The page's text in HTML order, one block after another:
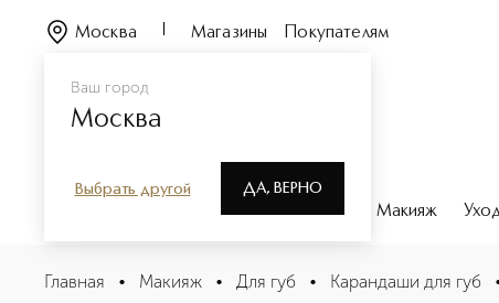
Ваш город
Москва
Выбрать другой ДА, ВЕРНО
Москва Магазины Покупателям
Парфюмерия Макияж
ARTIST COLOR PENCIL EXTREME Водостойкий
Описание
Главная • Макияж • Для губ • Карандаши для губ